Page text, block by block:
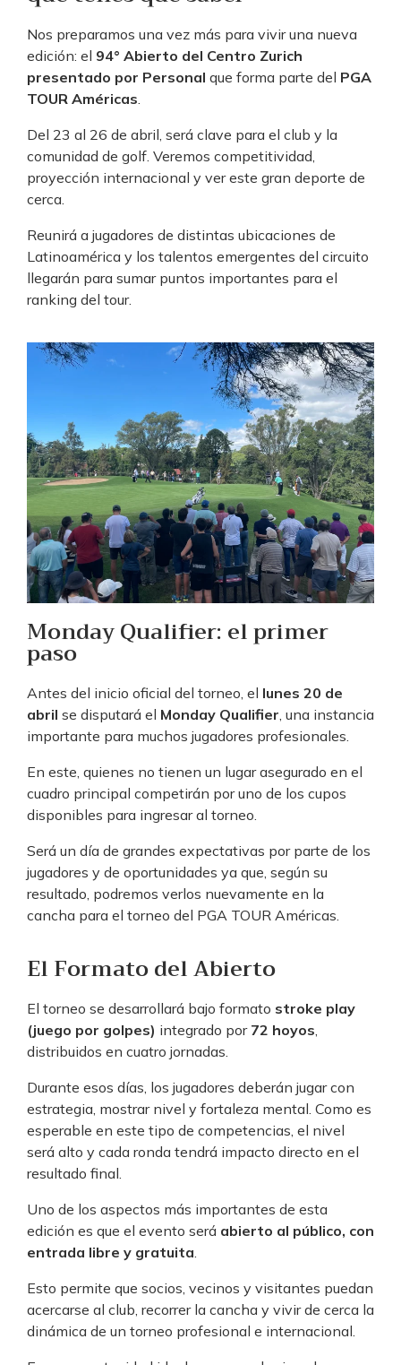
Nos preparamos una vez más para vivir una nueva
edición: el 94° Abierto del Centro Zurich
presentado por Personal que forma parte del PGA
TOUR Américas
Del 23 al 26 de abril, será clave para el club y la
comunidad de golf. Veremos competitividad,
proyección internacional y ver este gran deporte de
cerca.
Reunirá a jugadores de distintas ubicaciones de
Latinoamérica y los talentos emergentes del circuito
llegarán para sumar puntos importantes para el
ranking del tour.
Monday Qualifier: el primer
paso
Antes del inicio oficial del torneo, el lunes 20 de
abril se disputará el Monday Qualifier , una instancia
importante para muchos jugadores profesionales.
En este, quienes no tienen un lugar asegurado en el
cuadro principal competirán por uno de los cupos
disponibles para ingresar al torneo.
Será un día de grandes expectativas por parte de los
jugadores y de oportunidades ya que, según su
resultado, podremos verlos nuevamente en la
cancha para el torneo del PGA TOUR Américas.
El Formato del Abierto
El torneo se desarrollará bajo formato stroke play
(juego por golpes) integrado por 72 hoyos
distribuidos en cuatro jornadas.
Durante esos días, los jugadores deberán jugar con
estrategia, mostrar nivel y fortaleza mental. Como es
esperable en este tipo de competencias, el nivel
será alto y cada ronda tendrá impacto directo en el
resultado final.
Uno de los aspectos más importantes de esta
edición es que el evento será abierto al público, con
entrada libre y gratuita
Esto permite que socios, vecinos y visitantes puedan
acercarse al club, recorrer la cancha y vivir de cerca la
dinámica de un torneo profesional e internacional.